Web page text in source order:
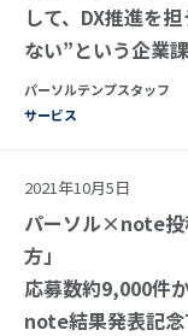
して、DX推進を
ない”という企業
パーソルテンプスタッフ
サービス
2021年10月5日
パーソル×note投
方」
応募数約9,000件
note結果発表記